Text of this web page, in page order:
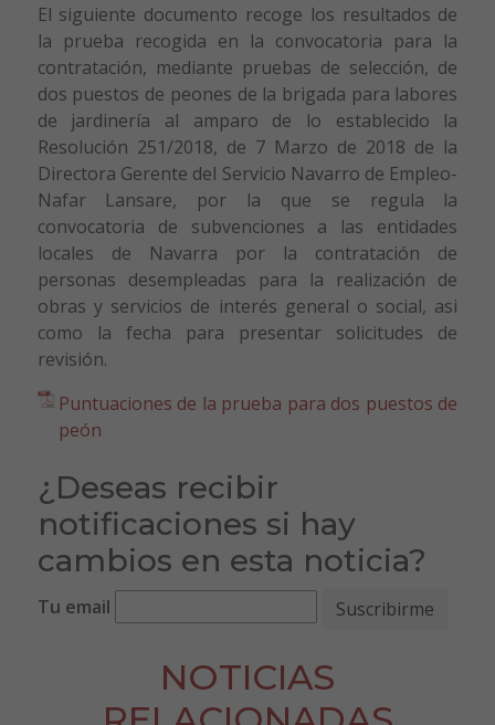
El siguiente documento recoge los resultados de
la prueba recogida en la convocatoria para la
contratación, mediante pruebas de selección, de
dos puestos de peones de la brigada para labores
de jardinería al amparo de lo establecido la
Resolución 251/2018, de 7 Marzo de 2018 de la
Directora Gerente del Servicio Navarro de Empleo-
Nafar Lansare, por la que se regula la
convocatoria de subvenciones a las entidades
locales de Navarra por la contratación de
personas desempleadas para la realización de
obras y servicios de interés general o social, asi
como la fecha para presentar solicitudes de
revisión.
Puntuaciones de la prueba para dos puestos de
peón
¿Deseas recibir
notificaciones si hay
cambios en esta noticia?
Tu email
NOTICIAS